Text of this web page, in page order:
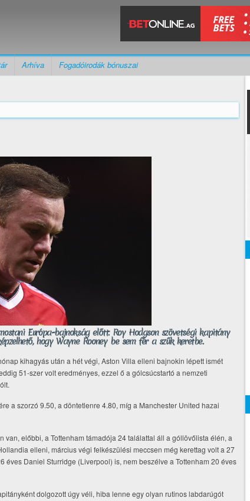
Arhíva Fogadóirodák bónuszai
Európa-bajnokság előtt: Roy Hodgson szövetségi kapitány
hogy Wayne Rooney be sem fér a szűk keretbe.
kihagyás után a hét végi, Aston Villa elleni bajnokin lépett ismét
51-szer volt eredményes, ezzel ő a gólcsúcstartó a nemzeti
a szorzó 9.50, a döntetlenre 4.80, míg a Manchester United hazai
előbbi, a Tottenham támadója 24 találattal áll a góllövőlista élén, a
elleni, március végi felkészülési meccsen még kerettag volt a 27
Daniel Sturridge (Liverpool) is, nem beszélve a Tottenham 20 éves
dolgozott úgy véli, hiba lenne egy olyan rutinos labdarúgót